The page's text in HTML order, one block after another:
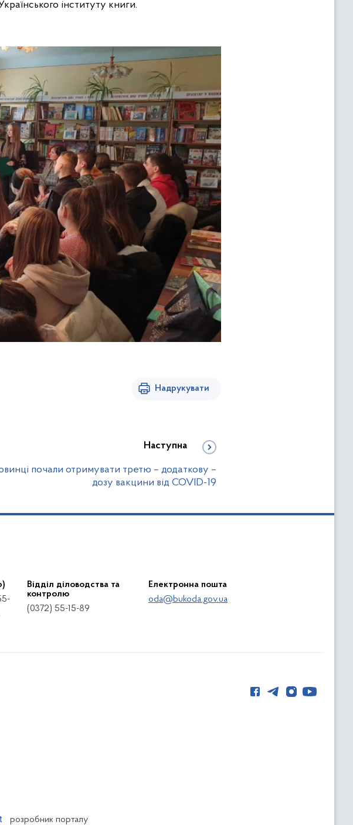
інституту книги.
Надрукувати
Наступна
почали отримувати третю – додаткову –
дозу вакцини від COVID-19
Відділ діловодства та
контролю
(0372) 55-15-89
Електронна пошта
oda@bukoda.gov.ua
розробник порталу